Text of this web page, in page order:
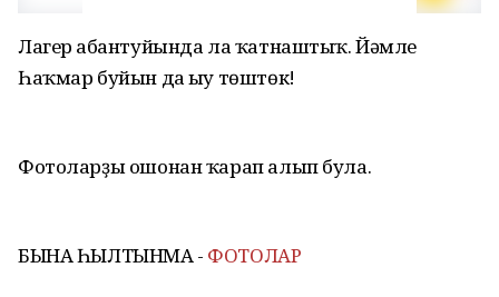
Лагер һабантуйында ла ҡатнаштыҡ. Йәмле
Һаҡмар буйын да һыу төштөк!
Фотоларҙы ошонан ҡарап алып була.
БЫНА ҺЫЛТЫНМА - ФОТОЛАР